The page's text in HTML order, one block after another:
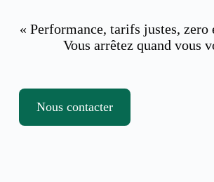
« Performance, tarifs justes, zero
Vous arrêtez quand vous
Nous contacter